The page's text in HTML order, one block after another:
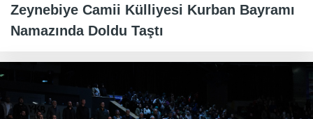
Zeynebiye Camii Külliyesi Kurban Bayramı
Namazında Doldu Taştı